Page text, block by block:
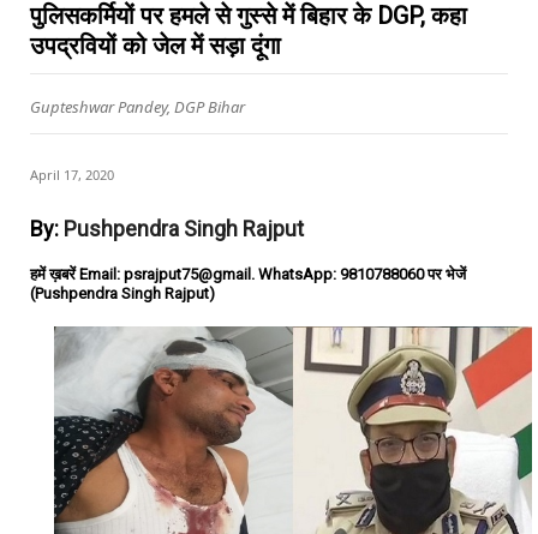
पुलिसकर्मियों पर हमले से गुस्से में बिहार के DGP, कहा
उपद्रवियों को जेल में सड़ा दूंगा
Gupteshwar Pandey, DGP Bihar
April 17, 2020
By: Pushpendra Singh Rajput
हमें ख़बरें Email: psrajput75@gmail. WhatsApp: 9810788060 पर भेजें
(Pushpendra Singh Rajput)